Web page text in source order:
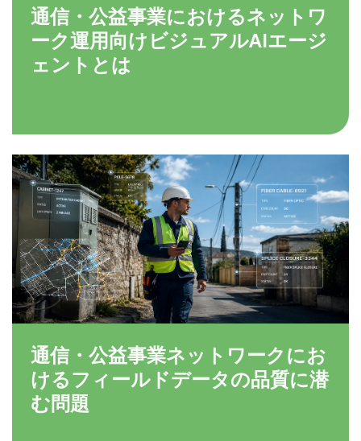
通信・公益事業におけるネットワ
ーク運用向けビジュアルAIエージ
ェントとは
通信・公益事業ネットワークにお
けるフィールドデータの品質に潜
む問題